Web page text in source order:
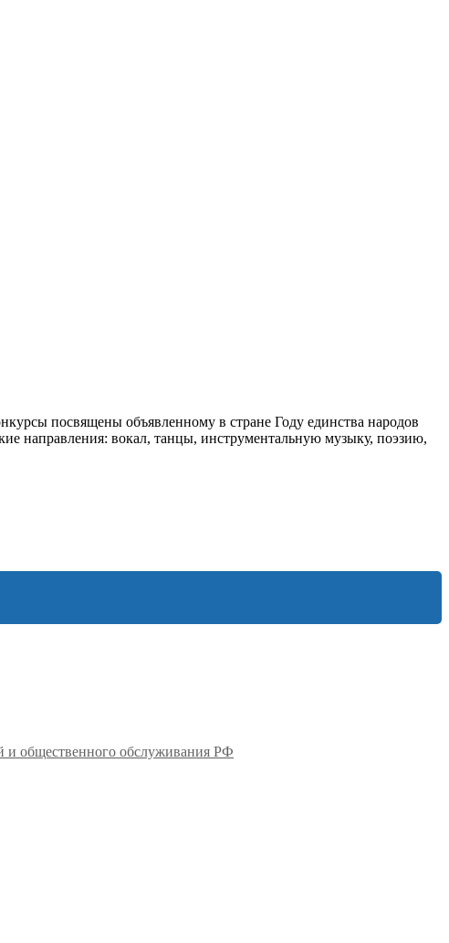
посвящены объявленному в стране Году единства народов
направления: вокал, танцы, инструментальную музыку, поэзию,
и общественного обслуживания РФ